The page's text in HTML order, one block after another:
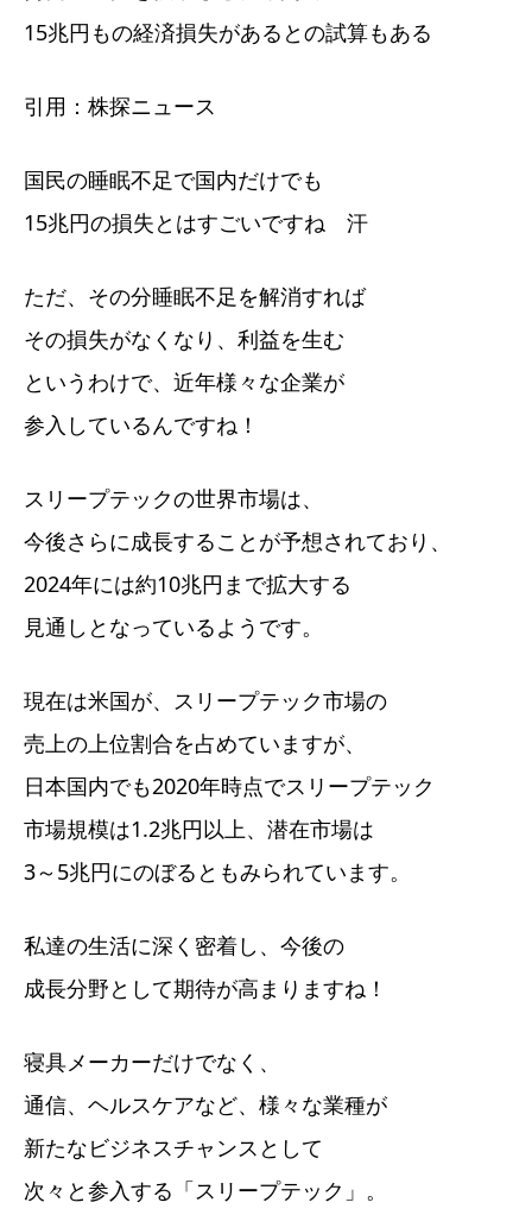
15兆円もの経済損失があるとの試算もある
引用：株探ニュース
国民の睡眠不足で国内だけでも
15兆円の損失とはすごいですね 汗
ただ、その分睡眠不足を解消すれば
その損失がなくなり、利益を生む
というわけで、近年様々な企業が
参入しているんですね！
スリープテックの世界市場は、
今後さらに成長することが予想されており、
2024年には約10兆円まで拡大する
見通しとなっているようです。
現在は米国が、スリープテック市場の
売上の上位割合を占めていますが、
日本国内でも2020年時点でスリープテック
市場規模は1.2兆円以上、潜在市場は
3～5兆円にのぼるともみられています。
私達の生活に深く密着し、今後の
成長分野として期待が高まりますね！
寝具メーカーだけでなく、
通信、ヘルスケアなど、様々な業種が
新たなビジネスチャンスとして
次々と参入する「スリープテック」。